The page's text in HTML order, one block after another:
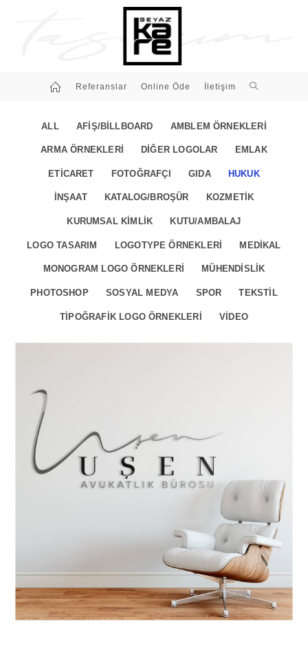
Referanslar Online Öde İletişim
ALL AFIŞ/BILLBOARD AMBLEM ÖRNEKLERI
ARMA ÖRNEKLERI DIĞER LOGOLAR EMLAK
ETICARET FOTOĞRAFÇI GIDA HUKUK
İNŞAAT KATALOG/BROŞÜR KOZMETIK
KURUMSAL KIMLIK KUTU/AMBALAJ
LOGO TASARIM LOGOTYPE ÖRNEKLERI MEDIKAL
MONOGRAM LOGO ÖRNEKLERI MÜHENDISLIK
PHOTOSHOP SOSYAL MEDYA SPOR TEKSTIL
TIPOĞRAFIK LOGO ÖRNEKLERI VIDEO